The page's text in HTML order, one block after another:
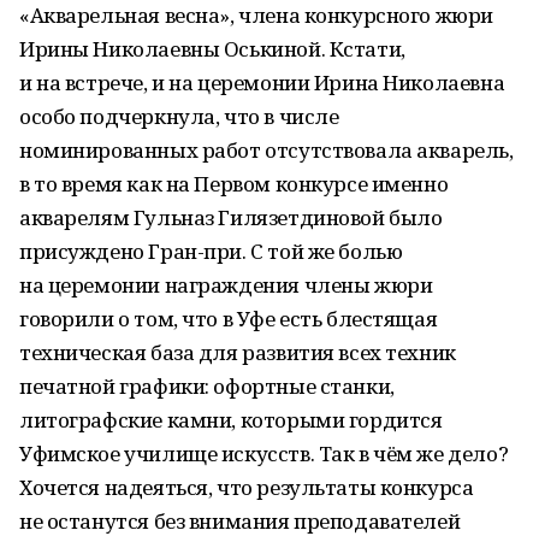
«Акварельная весна», члена конкурсного жюри
Ирины Николаевны Оськиной. Кстати,
и на встрече, и на церемонии Ирина Николаевна
особо подчеркнула, что в числе
номинированных работ отсутствовала акварель,
в то время как на Первом конкурсе именно
акварелям Гульназ Гилязетдиновой было
присуждено Гран-при. С той же болью
на церемонии награждения члены жюри
говорили о том, что в Уфе есть блестящая
техническая база для развития всех техник
печатной графики: офортные станки,
литографские камни, которыми гордится
Уфимское училище искусств. Так в чём же дело?
Хочется надеяться, что результаты конкурса
не останутся без внимания преподавателей